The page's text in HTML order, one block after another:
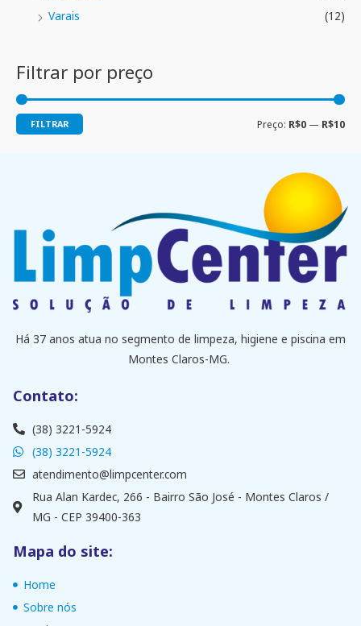
Varais
(12)
Filtrar por preço
FILTRAR Preço: R$0 — R$10
Há 37 anos atua no segmento de limpeza, higiene e piscina em
Montes Claros-MG.
Contato:
(38) 3221-5924
(38) 3221-5924
atendimento@limpcenter.com
Rua Alan Kardec, 266 - Bairro São José - Montes Claros /
MG - CEP 39400-363
Mapa do site:
Home
Sobre nós